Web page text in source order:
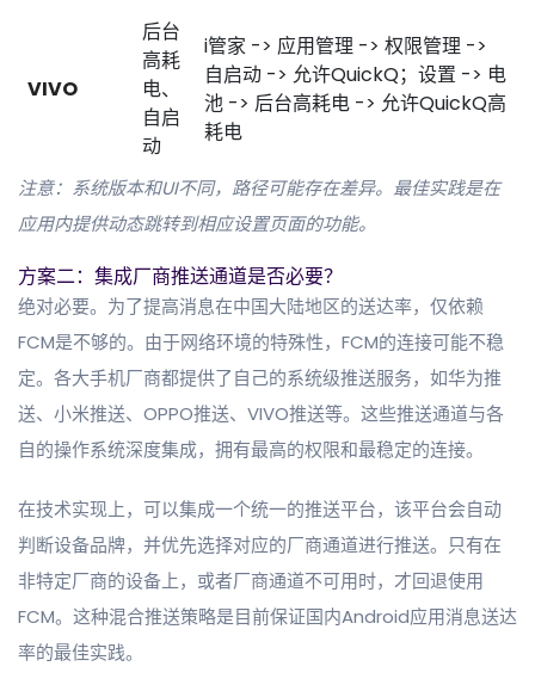
VIVO
后台
高耗
电、
自启
动
i管家 -> 应用管理 -> 权限管理 ->
自启动 -> 允许QuickQ；设置 -> 电
池 -> 后台高耗电 -> 允许QuickQ高
耗电
注意：系统版本和UI不同，路径可能存在差异。最佳实践是在
应用内提供动态跳转到相应设置页面的功能。
方案二：集成厂商推送通道是否必要？
绝对必要。为了提高消息在中国大陆地区的送达率，仅依赖
FCM是不够的。由于网络环境的特殊性，FCM的连接可能不稳
定。各大手机厂商都提供了自己的系统级推送服务，如华为推
送、小米推送、OPPO推送、VIVO推送等。这些推送通道与各
自的操作系统深度集成，拥有最高的权限和最稳定的连接。
在技术实现上，可以集成一个统一的推送平台，该平台会自动
判断设备品牌，并优先选择对应的厂商通道进行推送。只有在
非特定厂商的设备上，或者厂商通道不可用时，才回退使用
FCM。这种混合推送策略是目前保证国内Android应用消息送达
率的最佳实践。